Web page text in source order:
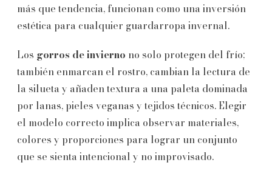
más que tendencia, funcionan como una inversión
estética para cualquier guardarropa invernal.
Los gorros de invierno no solo protegen del frío;
también enmarcan el rostro, cambian la lectura de
la silueta y añaden textura a una paleta dominada
por lanas, pieles veganas y tejidos técnicos. Elegir
el modelo correcto implica observar materiales,
colores y proporciones para lograr un conjunto
que se sienta intencional y no improvisado.